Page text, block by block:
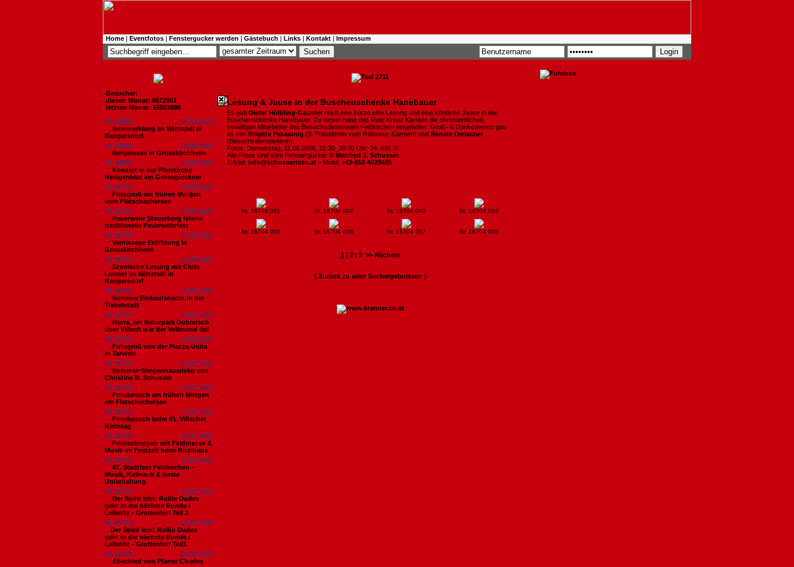
Home | Eventfotos | Fenstergucker werden | Gästebuch | Links | Kontakt | Impressum
Besucher:
diesen Monat: 8572981
letzten Monat: 15503886
Nr. 18802
08.08.2026
Summerklang im Wirtstadl in
Rangersdorf
Nr. 18801
06.08.2026
Bergmesse in Grosskirchheim
Nr. 18800
03.08.2026
Konzert in der Pfarrkirche
Heiligenblut am Grossglockner
Nr. 18799
03.08.2026
Fotogruß am frühen Morgen
vom Flatschachersee
Nr. 18798
02.08.2026
Feuerwehr Steuerberg feierte
traditionelle Feuerwehrfest
Nr. 18797
02.08.2026
Vernissage Eröffnung in
Grosskirchheim
Nr. 18796
02.08.2026
Szenische Lesung mit Chris
Lohner im Wirtstadl in
Rangersdorf
Nr. 18795
01.08.2026
Sommer Einkaufsnacht in der
Tiebelstadt
Nr. 18794
29.07.2026
Hurra, am Naturpark Dobratsch
über Villach war der Vollmond da!
Nr. 18793
29.07.2026
Fotogruß von der Piazza Unita
in Tarvisio
Nr. 18792
29.07.2026
Sommer-Stiegenhausdeko von
Christine B. Schusser
Nr. 18791
29.07.2026
Fotobesuch am frühen Morgen
am Flatschachersee
Nr. 18790
27.07.2026
Fotobesuch beim 81. Villacher
Kirchtag
Nr. 18789
26.07.2026
Frühschoppen mit Feldmesse &
Musik im Festzelt beim Rüsthaus
Nr. 18788
26.07.2026
47. Stadtfest Feldkirchen –
Musik, Kulinarik & beste
Unterhaltung
Nr. 18787
26.07.2026
Der Spirit lebt: Rollin Dudes
geht in die nächste Runde /
Leibnitz - Grottenhof Teil 2
Nr. 18786
26.07.2026
​Der Spirit lebt: Rollin Dudes
geht in die nächste Runde /
Leibnitz - Grottenhof Teil1
Nr. 18785
26.07.2026
Abschied von Pfarrer Charles
Lesung & Jause in der Buschenschenke Hanebauer
Es gab Dieter Hölbling-Gauster noch eine kurze eine Lesung und eine köstliche Jause in der
Buschenschenke Hanebauer. Zu dieser hatte das Rote Kreuz Kärnten die ehrenamtlichen,
freiwilligen Mitarbeiter des Besuchsdienstteam Feldkirchen eingeladen. Gruß- & Dankesworte gab
es von Brigitte Pakastnig (3. Präsidentin vom Rotkreuz-Kärnten) und Renate Dielacher
(Besuchsdienstleiterin).
Fotos: Donnerstag, 11.06.2026, 18:30_20:30 Uhr, 24. KW. ©.
Alle Fotos sind vom Fenstergucker © Manfred J. Schusser
E-Mail: info@schusserfoto.at – Mobil: +43-650 4020485
Nr. 18704 001 Nr. 18704 002 Nr. 18704 003 Nr. 18704 004
Nr. 18704 005 Nr. 18704 006 Nr. 18704 007 Nr. 18704 008
1 | 2| 3 >> Nächste
[ Zurück zu allen Suchergebnissen ]